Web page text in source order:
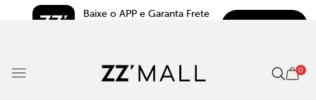
Baixe o APP e Garanta Frete
0